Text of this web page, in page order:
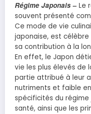
Régime Japonais – Le
souvent présenté
Ce mode de vie
japonaise, est
sa contribution à la
En effet, le Japon
vie les plus élevés de
partie attribué à leur
nutriments et faible
spécificités du régime
santé, ainsi que les